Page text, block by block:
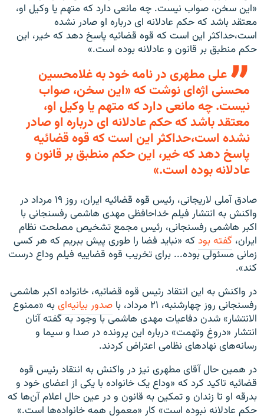
«این سخن، صواب نیست. چه مانعی دارد که متهم یا وکیل او،
معتقد باشد که حکم عادلانه ‌ای درباره او صادر نشده
است،حداکثر این است که قوه قضائیه پاسخ دهد که خیر، این
حکم منطبق بر قانون و عادلانه بوده است.»
علی مطهری در نامه خود به غلامحسین
محسنی اژه‌ای نوشت که «این سخن، صواب
نیست. چه مانعی دارد که متهم یا وکیل او،
معتقد باشد که حکم عادلانه ‌ای درباره او صادر
نشده است،حداکثر این است که قوه قضائیه
پاسخ دهد که خیر، این حکم منطبق بر قانون و
عادلانه بوده است.»
صادق آملی لاریجانی، رئیس قوه قضائیه ایران، روز ۱۹ مرداد در
واکنش به انتشار فیلم خداحافظی مهدی هاشمی رفسنجانی با
اکبر هاشمی رفسنجانی، رئیس مجمع تشخیص مصلحت نظام
ایران، گفته بود که «نباید فضا را طوری پیش ببریم که هر کسی
زمانی مسئولی بوده... برای تخریب قوه قضاییه فیلم وداع درست
کند».
در واکنش به این انتقاد رئیس قوه قضائیه، خانواده اکبر هاشمی
رفسنجانی روز چهارشنبه، ۲۱ مرداد، با
صدور بیانیه‌ایبه «ممنوع
الانتشار» شدن دفاعیات مهدی هاشمی با وجود به گفته آنان
انتشار «دروغ وتهمت» درباره این پرونده در صدا و سیما و
رسانه‌های نهادهای نظامی اعتراض کردند.
در همین حال آقای مطهری نیز در واکنش به انتقاد رئیس قوه
قضائیه تاکید کرد که «وداع یک خانواده با یکی از اعضای خود و
بدرقه او تا زندان و تمکین به قانون و در عین حال اعلام آن‌ها که
حکم عادلانه نبوده است» کار «معمول همه خانواده‌‌ها است.»